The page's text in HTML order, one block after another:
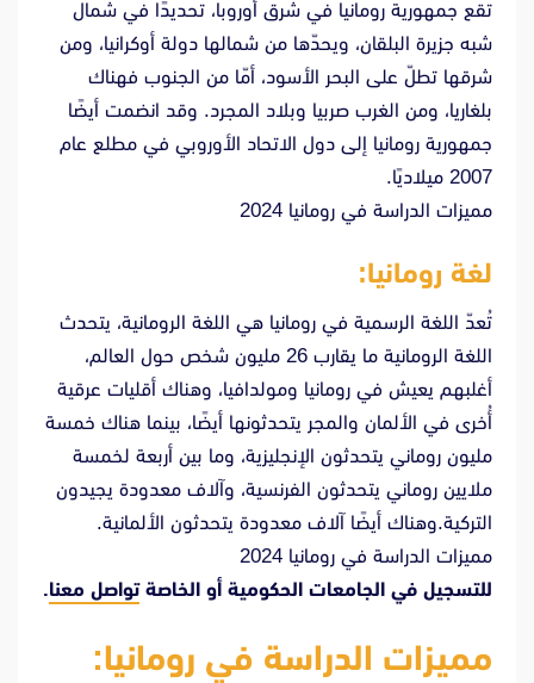
تقع جمهورية رومانيا في شرق أوروبا، تحديدًا في شمال
شبه جزيرة البلقان، ويحدّها من شمالها دولة أوكرانيا، ومن
شرقها تطلّ على البحر الأسود، أمّا من الجنوب فهناك
بلغاريا، ومن الغرب صربيا وبلاد المجرد. وقد انضمت أيضًا
جمهورية رومانيا إلى دول الاتحاد الأوروبي في مطلع عام
2007 ميلاديًا.
مميزات الدراسة في رومانيا 2024
لغة رومانيا:
تُعدّ اللغة الرسمية في رومانيا هي اللغة الرومانية، يتحدث
اللغة الرومانية ما يقارب 26 مليون شخص حول العالم،
أغلبهم يعيش في رومانيا ومولدافيا، وهناك أقليات عرقية
أُخرى في الألمان والمجر يتحدثونها أيضًا، بينما هناك خمسة
مليون روماني يتحدثون الإنجليزية، وما بين أربعة لخمسة
ملايين روماني يتحدثون الفرنسية، وآلاف معدودة يجيدون
التركية.وهناك أيضًا آلاف معدودة يتحدثون الألمانية.
مميزات الدراسة في رومانيا 2024
للتسجيل في الجامعات الحكومية أو الخاصةتواصل معنا.
مميزات الدراسة في رومانيا: